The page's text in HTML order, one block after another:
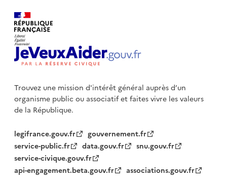
Trouvez une mission d'intérêt général auprès d’un
organisme publicou associatif et faites vivre les valeurs
de la République.
legifrance.gouv.fr
gouvernement.fr
service-public.fr
data.gouv.fr
snu.gouv.fr
service-civique.gouv.fr
api-engagement.beta.gouv.fr
associations.gouv.fr